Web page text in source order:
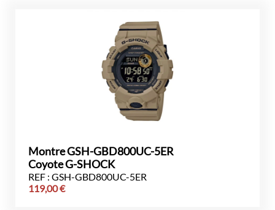
Montre GSH-GBD800UC-5ER
Coyote G-SHOCK
REF : GSH-GBD800UC-5ER
119,00€